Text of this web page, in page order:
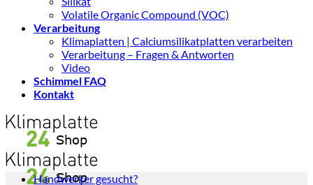
Volatile Organic Compound (VOC)
Verarbeitung
Klimaplatten | Calciumsilikatplatten verarbeiten
Verarbeitung – Fragen & Antworten
Video
Schimmel FAQ
Kontakt
Handwerker gesucht?